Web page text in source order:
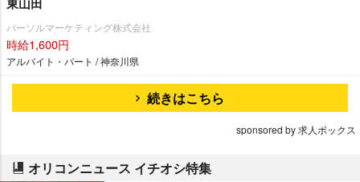
パーソルマーケティング株式会社
時給1,600円
アルバイト・パート / 神奈川県
続きはこちら
sponsored by 求人ボックス
オリコンニュース イチオシ特集